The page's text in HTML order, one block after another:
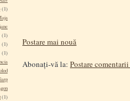
(1)
(1)
(1)
(1)
(1)
Postare mai nouă
Abonați-vă la: Postare